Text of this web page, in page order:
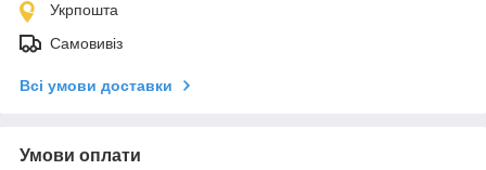
Укрпошта
Самовивіз
Всі умови доставки
Умови оплати